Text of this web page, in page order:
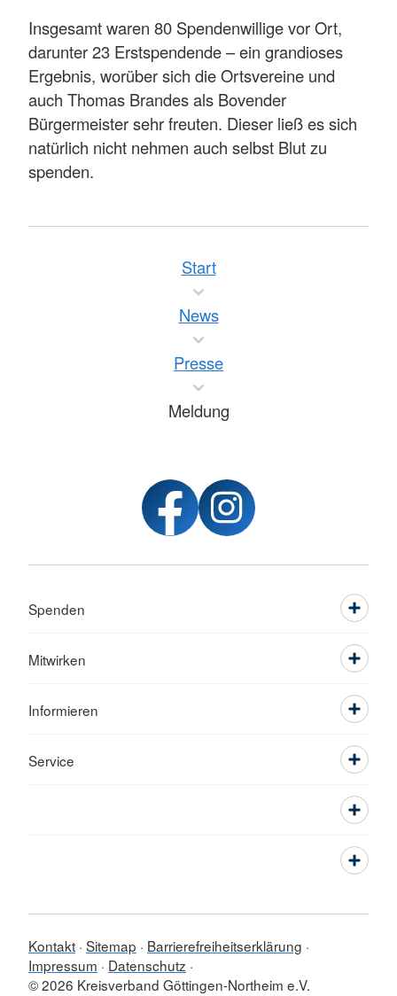
Insgesamt waren 80 Spendenwillige vor Ort,
darunter 23 Erstspendende – ein grandioses
Ergebnis, worüber sich die Ortsvereine und
auch Thomas Brandes als Bovender
Bürgermeister sehr freuten. Dieser ließ es sich
natürlich nicht nehmen auch selbst Blut zu
spenden.
Start
News
Presse
Meldung
Spenden
Mitwirken
Informieren
Service
Kontakt Sitemap
Barrierefreiheitserklärung
Impressum
Datenschutz
© 2026 Kreisverband Göttingen-Northeim e.V.